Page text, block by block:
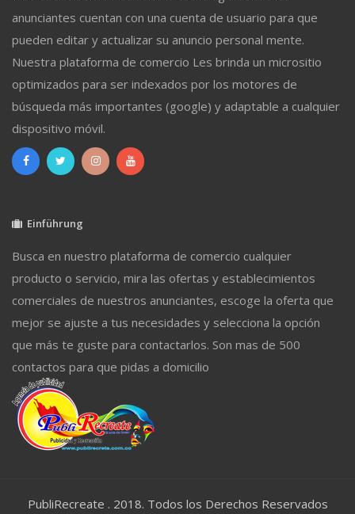
anunciantes cuentan con una cuenta de usuario para que
pueden editar y actualizar su anuncio personal mente.
Nuestra plataforma de comercio Les brinda un micrositio
optimizados para ser indexados por los motores de
búsqueda más importantes (google) y adaptable a cualquier
dispositivo móvil.
Einführung
Busca en nuestro plataforma de comercio cualquier
producto o servicio, mira las ofertas y establecimientos
comerciales de nuestros anunciantes, escoge la oferta que
mejor se ajuste a tus necesidades y selecciona la opción
que más te guste para contactarlos. Son mas de 500
contactos para que pidas a domicilio
PubliRecreate . 2018. Todos los Derechos Reservados